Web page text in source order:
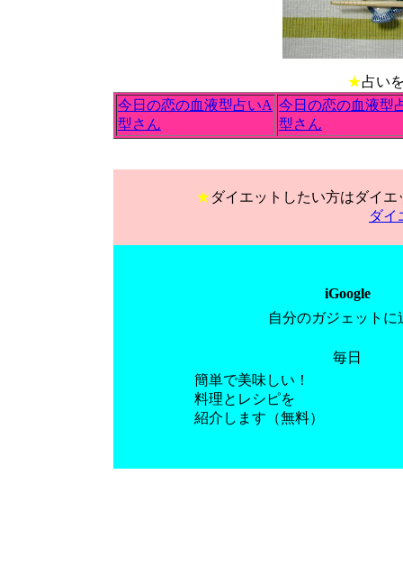
★占い
今日の恋の血液型占いA
型さん
今日の恋の血液型
型さん
★ダイエットしたい方はダイ
ダイ
iGoogle
自分のガジェットに
毎日
簡単で美味しい！
料理とレシピを
紹介します（無料）